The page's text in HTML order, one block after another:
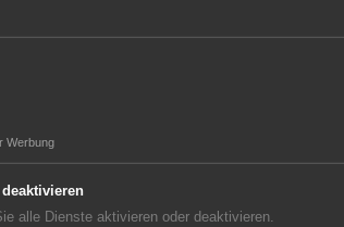
GABOT
Werbung
alle Dienste aktivieren oder deaktivieren.